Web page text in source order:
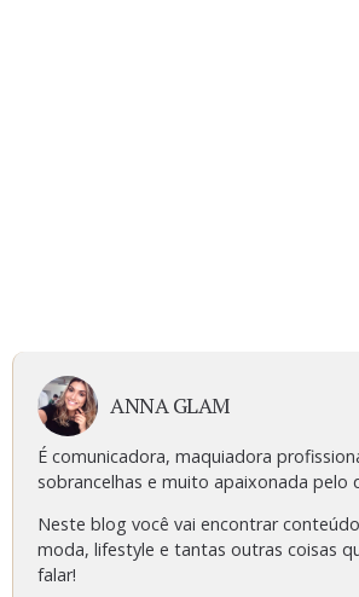
ANNA GLAM
É comunicadora, maquiadora
sobrancelhas e muito apaixonada pelo
Neste blog você vai encontrar
moda, lifestyle e tantas outras coisas
falar!